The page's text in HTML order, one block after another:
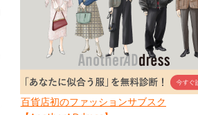
百貨店初のファッションサブスク